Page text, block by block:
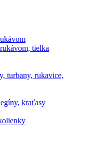
tielka
turbany, rukavice,
kraťasy